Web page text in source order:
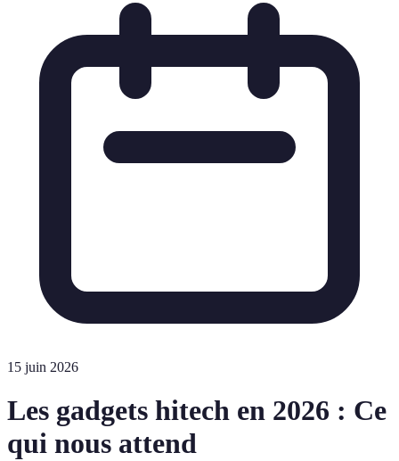
15 juin 2026
Les gadgets hitech en 2026 : Ce
qui nous attend